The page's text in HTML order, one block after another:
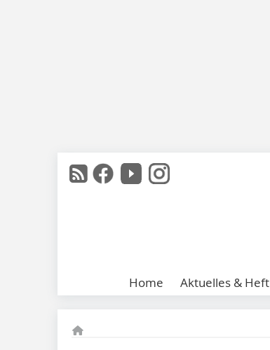
Home Aktuelles & Heft